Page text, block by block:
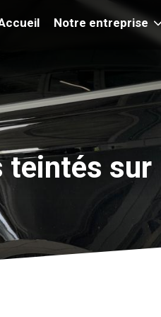
Notre entreprise
teintés sur
teintés sur
teintés sur
teintés sur